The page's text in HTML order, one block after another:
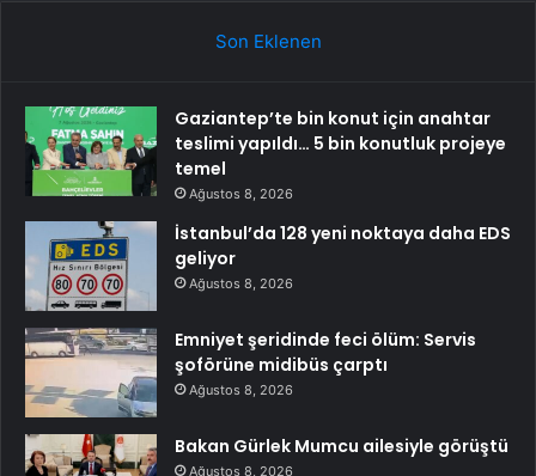
Son Eklenen
Gaziantep’te bin konut için anahtar
teslimi yapıldı… 5 bin konutluk projeye
temel
Ağustos 8, 2026
İstanbul’da 128 yeni noktaya daha EDS
geliyor
Ağustos 8, 2026
Emniyet şeridinde feci ölüm: Servis
şoförüne midibüs çarptı
Ağustos 8, 2026
Bakan Gürlek Mumcu ailesiyle görüştü
Ağustos 8, 2026